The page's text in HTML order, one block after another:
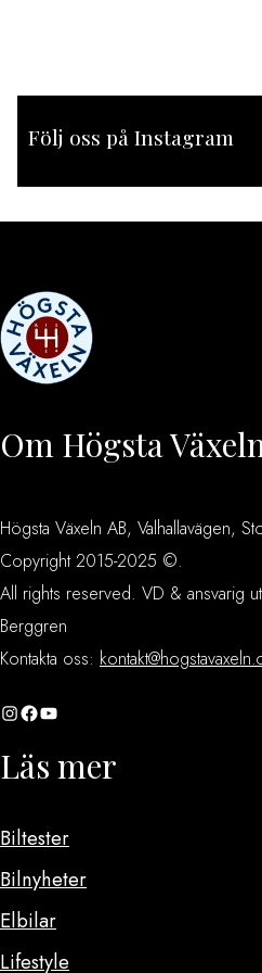
Följ oss på Instagram
Om Högsta
Högsta Växeln AB, Valhallavägen,
Copyright 2015-2025 ©.
All rights reserved. VD & ansvarig
Berggren
Kontakta oss:
InstagramFacebook YouTube
Läs mer
Biltester
Bilnyheter
Elbilar
Lifestyle